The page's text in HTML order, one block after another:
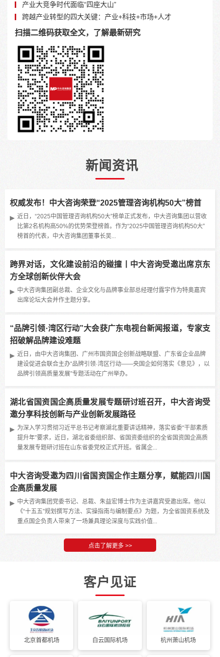
产业大竞争时代面临“四座大山”
跨越产业转型的四大关键：产业+科技+市场+人才
扫描二维码获取全文，了解最新研究
新闻资讯
权威发布！中大咨询荣登“2025管理咨询机构50大”榜首
近日，“2025中国管理咨询机构50大”榜单正式发布，中大咨询集团以营收
比第2名机构高50%的优势荣登榜首。作为“2025中国管理咨询机构50大”
榜首的代表，中大咨询集团董事长吴...
跨界对话，文化建设前沿的碰撞丨中大咨询受邀出席京东
方全球创新伙伴大会
中大咨询集团副总裁、企业文化与品牌事业部总经理付露宇作为特奥嘉宾
出席论坛大会并作主题分享。
“品牌引领·湾区行动”大会获广东电视台新闻报道，专家支
招破解品牌建设难题
近日，由中大咨询集团、广州市国资国企创新战略联盟、广东省企业品牌
建设促进会联合主办“品牌引领·湾区行动——央国企如何落实《意见》，以
品牌引领高质量发展”专题活动在广州举办。
湖北省国资国企高质量发展专题研讨班召开，中大咨询受
邀分享科技创新与产业创新发展路径
为深入学习贯彻习近平总书记考察湖北重要讲话精神，落实省委“干部素质
提升年”要求，近日，湖北省委组织部、省国资委组织的全省国资国企高质
量发展专题研讨班在山东省委党校正式开班。省属企...
中大咨询受邀为四川省国资国企作主题分享，赋能四川国
企高质量发展
中大咨询集团党委书记、总裁、朱益宏博士作为主讲嘉宾受邀出席。他以
《“十五五”规划撰写方法、实操指南与编制要点》为题，为全省国资系统及
重点国企负责人带来了一场兼具理论深度与实践价值...
客户见证
北京首都机场 白云国际机场 杭州萧山机场